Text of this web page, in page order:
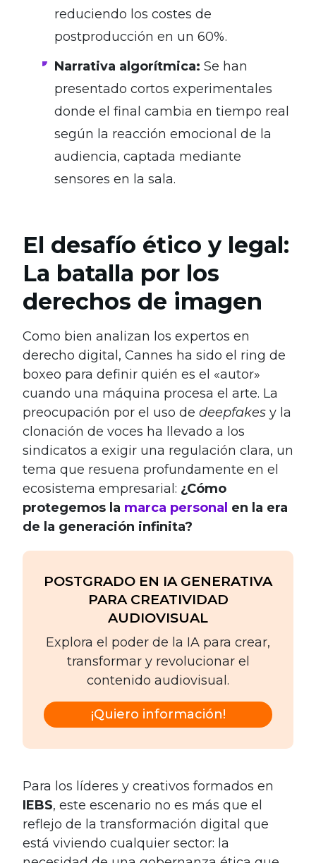
reduciendo los costes de
postproducción en un 60%.
Narrativa algorítmica: Se han
presentado cortos experimentales
donde el final cambia en tiempo real
según la reacción emocional de la
audiencia, captada mediante
sensores en la sala.
El desafío ético y legal:
La batalla por los
derechos de imagen
Como bien analizan los expertos en
derecho digital, Cannes ha sido el ring de
boxeo para definir quién es el «autor»
cuando una máquina procesa el arte. La
preocupación por el uso de deepfakes y la
clonación de voces ha llevado a los
sindicatos a exigir una regulación clara, un
tema que resuena profundamente en el
ecosistema empresarial: ¿Cómo
protegemos la marca personal en la era
de la generación infinita?
POSTGRADO EN IA GENERATIVA
PARA CREATIVIDAD
AUDIOVISUAL
Explora el poder de la IA para crear,
transformar y revolucionar el
contenido audiovisual.
¡Quiero información!
Para los líderes y creativos formados en
IEBS, este escenario no es más que el
reflejo de la transformación digital que
está viviendo cualquier sector: la